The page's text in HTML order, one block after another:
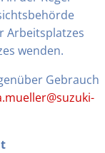
Arbeitsplatzes
wenden.
Gebrauch